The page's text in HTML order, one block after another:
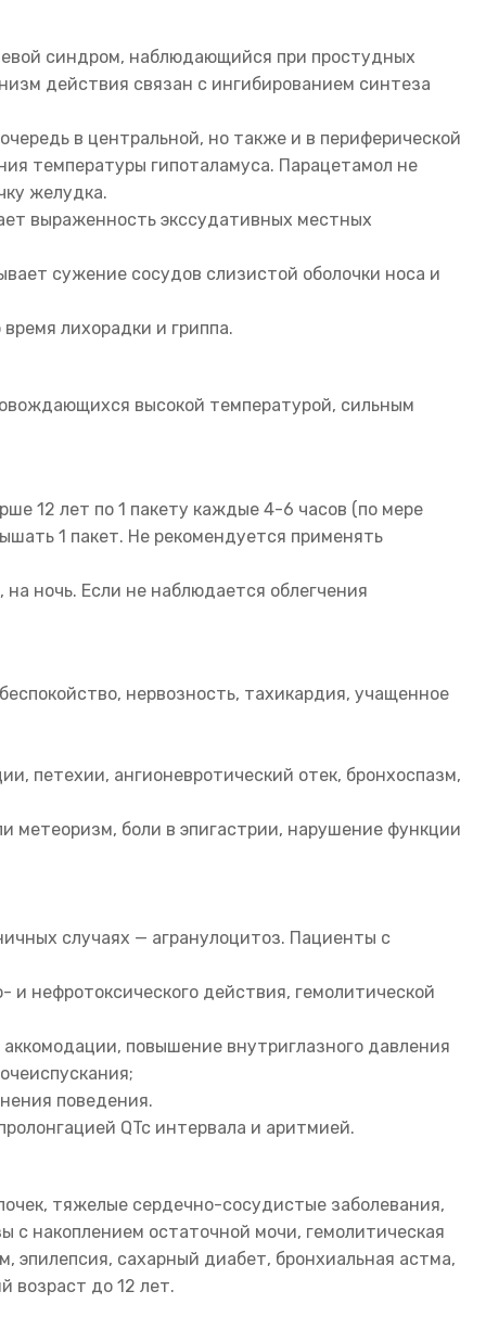
синдром, наблюдающийся при простудных
действия связан с ингибированием синтеза
в центральной, но также и в периферической
температуры гипоталамуса. Парацетамол не
желудка.
выраженность экссудативных местных
сужение сосудов слизистой оболочки носа и
лихорадки и гриппа.
высокой температурой, сильным
12 лет по 1 пакету каждые 4-6 часов (по мере
1 пакет. Не рекомендуется применять
ночь. Если не наблюдается облегчения
нервозность, тахикардия, учащенное
петехии, ангионевротический отек, бронхоспазм,
метеоризм, боли в эпигастрии, нарушение функции
случаях — агранулоцитоз. Пациенты с
нефротоксического действия, гемолитической
повышение внутриглазного давления
поведения.
QTc интервала и аритмией.
тяжелые сердечно-сосудистые заболевания,
накоплением остаточной мочи, гемолитическая
эпилепсия, сахарный диабет, бронхиальная астма,
возраст до 12 лет.